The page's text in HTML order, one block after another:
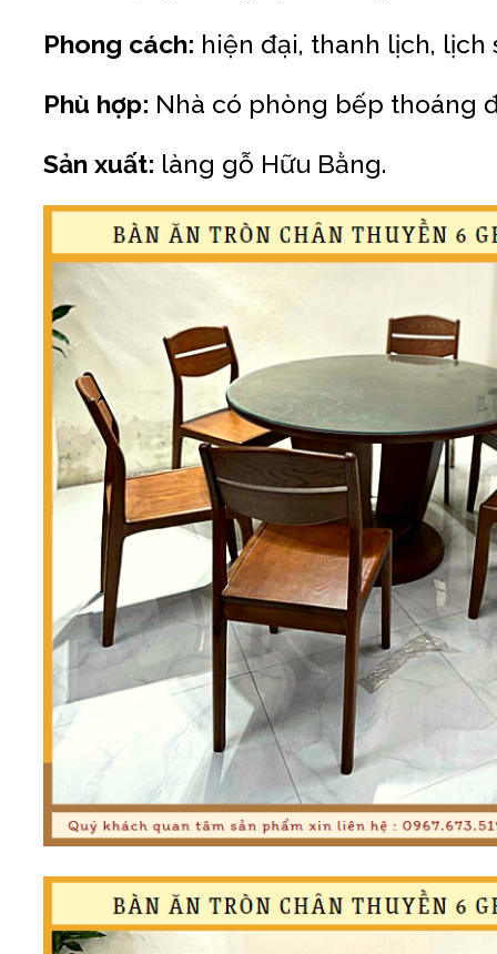
Phong cách: hiện đại, thanh lịch, lịch
Phù hợp: Nhà có phòng bếp thoáng
Sản xuất: làng gỗ Hữu Bằng.